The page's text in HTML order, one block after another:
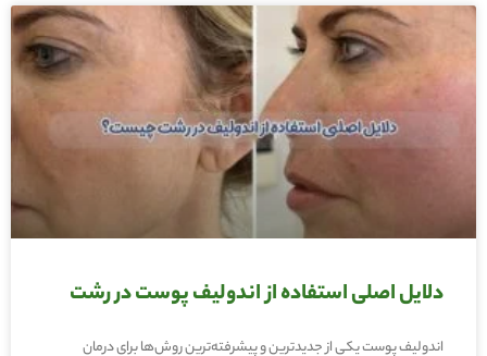
دلایل اصلی استفاده از اندولیف پوست در رشت
اندولیف پوست یکی از جدیدترین و پیشرفته‌ترین روش‌ها برای درمان